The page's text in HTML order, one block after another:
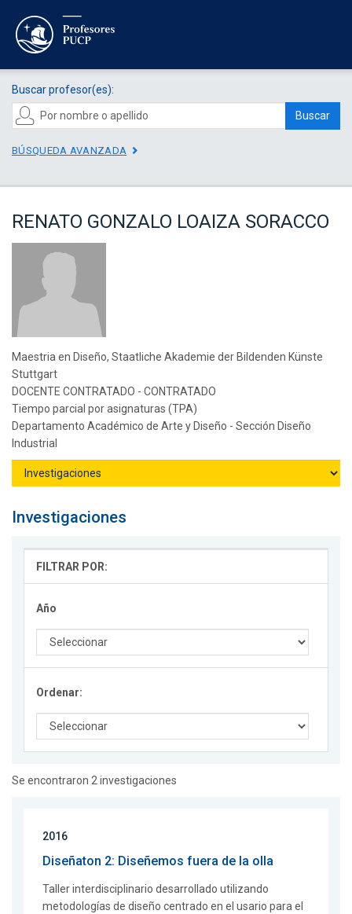
Buscar profesor(es):
Buscar
BÚSQUEDA AVANZADA
RENATO GONZALO LOAIZA SORACCO
Maestria en Diseño, Staatliche Akademie der Bildenden Künste
Stuttgart
DOCENTE CONTRATADO - CONTRATADO
Tiempo parcial por asignaturas (TPA)
Departamento Académico de Arte y Diseño - Sección Diseño
Industrial
Investigaciones
FILTRAR POR:
Año
Ordenar:
Se encontraron 2 investigaciones
2016
Diseñaton 2: Diseñemos fuera de la olla
Taller interdisciplinario desarrollado utilizando
metodologías de diseño centrado en el usario para el